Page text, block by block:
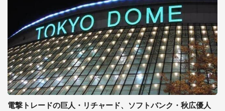
電撃トレードの巨人・リチャード、ソフトバンク・秋広優人